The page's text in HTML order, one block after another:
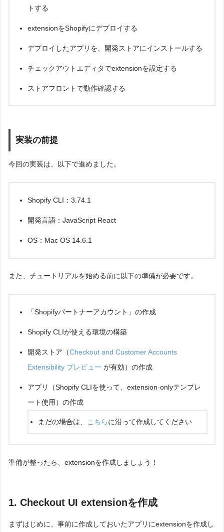
トする
extensionをShopifyにデプロイする
デプロイしたアプリを、開発ストアにインストールする
チェックアウトエディタでextensionを設定する
ストアフロントで動作確認する
実装の前提
今回の実装は、以下で進めました。
Shopify CLI：3.74.1
開発言語：JavaScript React
OS：Mac OS 14.6.1
また、チュートリアルを始める前に以下の準備が必要です。
「Shopifyパートナーアカウント」の作成
Shopify CLIが使える環境の構築
開発ストア（Checkout and Customer Accounts
Extensibility プレビュー が有効）の作成
アプリ（Shopify CLIを使って、extension-onlyテンプレ
ート使用）の作成
まだの場合は、 こちらに沿って作成してください
準備が整ったら、extensionを作成しましょう！
1. Checkout UI extensionを作成
まずはじめに、事前に作成しておいたアプリにextensionを作成し